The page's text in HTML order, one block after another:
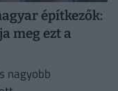
építkezők:
meg ezt a
nagyobb